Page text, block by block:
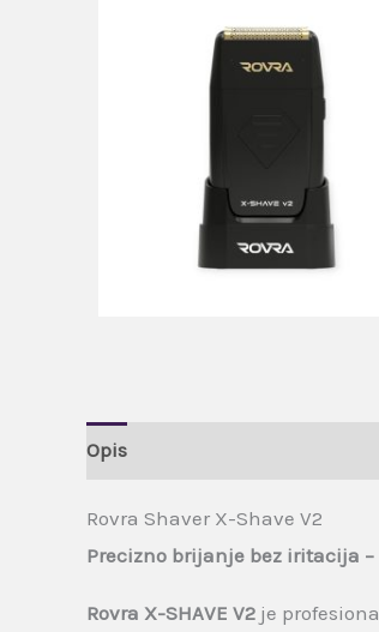
Opis
Rovra Shaver X-Shave V2
Precizno brijanje bez iritacija
Rovra X-SHAVE V2 je